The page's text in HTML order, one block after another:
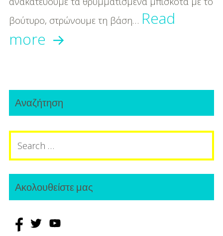
βούτυρο, στρώνουμε τη βάση… Read
more Συνταγή
Τάρτα
Λεμονιού!
Primary
Sidebar
Αναζήτηση
Search
for:
Ακολουθείστε μας